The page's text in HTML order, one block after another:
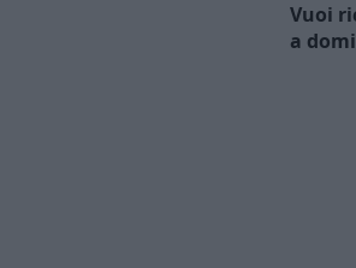
Vuoi
a